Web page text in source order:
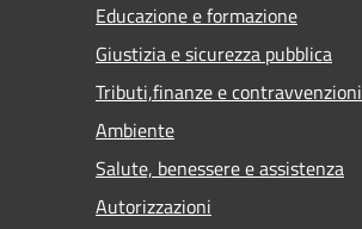
Educazione e formazione
Giustizia e sicurezza pubblica
Tributi,finanze e contravvenzioni
Ambiente
Salute, benessere e assistenza
Autorizzazioni